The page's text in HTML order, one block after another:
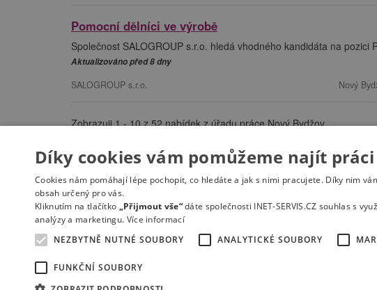
Pomocní dělníci ve výrobě
Společnost SALOGROUP s.r.o. hledá vhodného kandidáta na pozici
Aktualizováno před 8 dny
SALOGROUP s.r.o. Nový
Zobrazuji 1 - 10 z 52 nabídek z úřadu práce Nový Bydžov
« 1(current)
2 3
Kontakt
Díky cookies vám pomůžeme najít práci
Cookies nám pomáhají lépe pochopit, co hledáte a jak s nimi pracujete. Díky nim
obsah určený pro vás.
Kliknutím na tlačítko „Přijmout vše“dáte společnosti INET-SERVIS.CZ souhlas s
analýzy a marketingu. Více informací
NEZBYTNĚ NUTNÉ SOUBORY
ANALYTICKÉ SOUBORY
FUNKČNÍ SOUBORY